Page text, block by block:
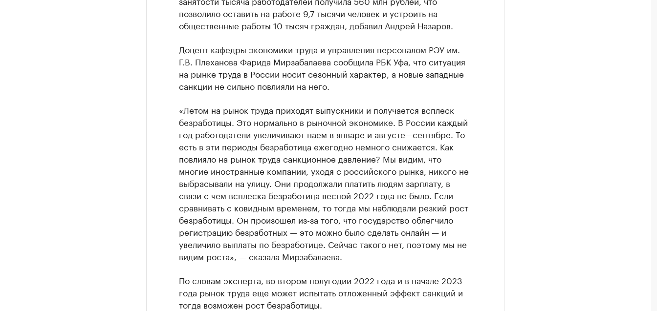
позволило оставить на работе 9,7 тысячи человек и устроить на
общественные работы 10 тысяч граждан, добавил Андрей Назаров.
Доцент кафедры экономики труда и управления персоналом РЭУ им.
Г.В. Плеханова Фарида Мирзабалаева сообщила РБК Уфа, что ситуация
на рынке труда в России носит сезонный характер, а новые западные
санкции не сильно повлияли на него.
«Летом на рынок труда приходят выпускники и получается всплеск
безработицы. Это нормально в рыночной экономике. В России каждый
год работодатели увеличивают наем в январе и августе—сентябре. То
есть в эти периоды безработица ежегодно немного снижается. Как
повлияло на рынок труда санкционное давление? Мы видим, что
многие иностранные компании, уходя с российского рынка, никого не
выбрасывали на улицу. Они продолжали платить людям зарплату, в
связи с чем всплеска безработица весной 2022 года не было. Если
сравнивать с ковидным временем, то тогда мы наблюдали резкий рост
безработицы. Он произошел из-за того, что государство облегчило
регистрацию безработных — это можно было сделать онлайн — и
увеличило выплаты по безработице. Сейчас такого нет, поэтому мы не
видим роста», — сказала Мирзабалаева.
По словам эксперта, во втором полугодии 2022 года и в начале 2023
года рынок труда еще может испытать отложенный эффект санкций и
тогда возможен рост безработицы.